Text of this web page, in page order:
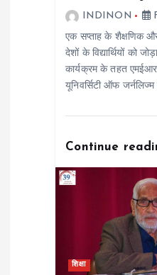
INDINON
एक सप्ताह के शैक्षणिक
देशों के विद्यार्थियों को
कार्यक्रम के तहत
यूनिवर्सिटी ऑफ
Continue
शिक्षा